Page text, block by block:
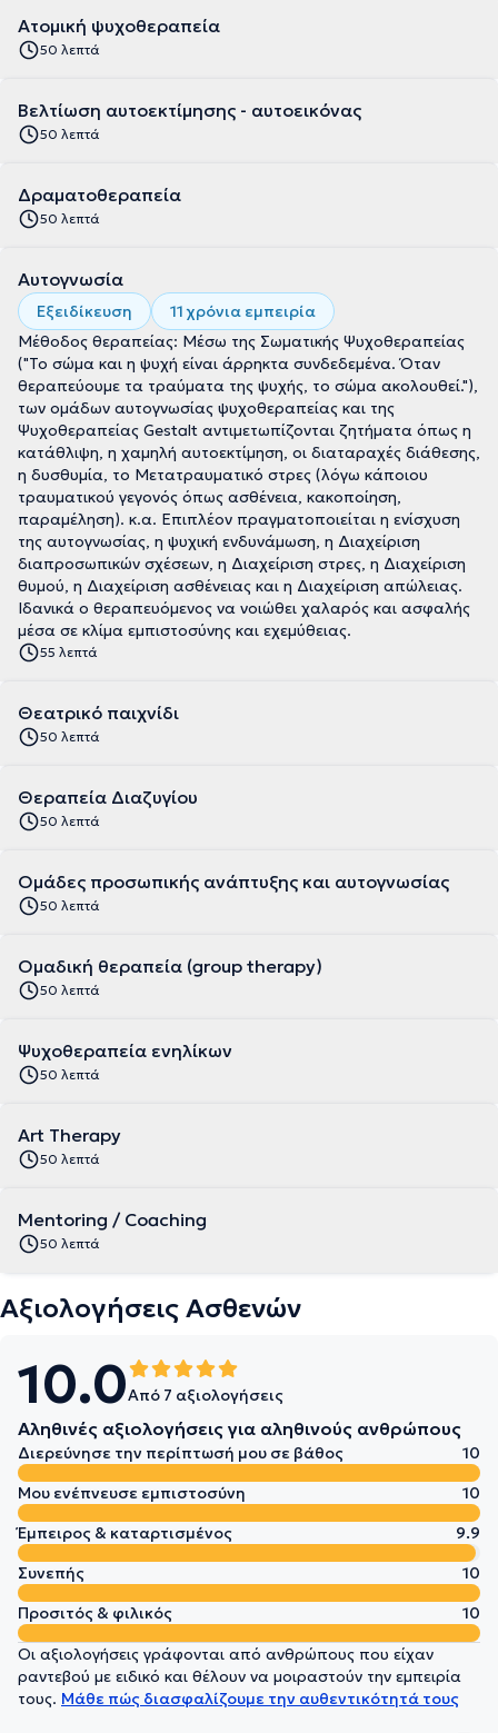
Ατομική ψυχοθεραπεία
50 λεπτά
Βελτίωση αυτοεκτίμησης - αυτοεικόνας
50 λεπτά
Δραματοθεραπεία
50 λεπτά
Αυτογνωσία
Εξειδίκευση
11 χρόνια εμπειρία
Μέθοδος θεραπείας: Μέσω της Σωματικής Ψυχοθεραπείας
("Το σώμα και η ψυχή είναι άρρηκτα συνδεδεμένα. Όταν
θεραπεύουμε τα τραύματα της ψυχής, το σώμα ακολουθεί."),
των ομάδων αυτογνωσίας ψυχοθεραπείας και της
Ψυχοθεραπείας Gestalt αντιμετωπίζονται ζητήματα όπως η
κατάθλιψη, η χαμηλή αυτοεκτίμηση, οι διαταραχές διάθεσης,
η δυσθυμία, το Μετατραυματικό στρες (λόγω κάποιου
τραυματικού γεγονός όπως ασθένεια, κακοποίηση,
παραμέληση). κ.α. Επιπλέον πραγματοποιείται η ενίσχυση
της αυτογνωσίας, η ψυχική ενδυνάμωση, η Διαχείριση
διαπροσωπικών σχέσεων, η Διαχείριση στρες, η Διαχείριση
θυμού, η Διαχείριση ασθένειας και η Διαχείριση απώλειας.
Ιδανικά ο θεραπευόμενος να νοιώθει χαλαρός και ασφαλής
μέσα σε κλίμα εμπιστοσύνης και εχεμύθειας.
55 λεπτά
Θεατρικό παιχνίδι
50 λεπτά
Θεραπεία Διαζυγίου
50 λεπτά
Ομάδες προσωπικής ανάπτυξης και αυτογνωσίας
50 λεπτά
Ομαδική θεραπεία (group therapy)
50 λεπτά
Ψυχοθεραπεία ενηλίκων
50 λεπτά
Art Therapy
50 λεπτά
Mentoring / Coaching
50 λεπτά
Αξιολογήσεις Ασθενών
10.0Από 7 αξιολογήσεις
Αληθινές αξιολογήσεις για αληθινούς ανθρώπους
Διερεύνησε την περίπτωσή μου σε βάθος
10
Μου ενέπνευσε εμπιστοσύνη
10
Έμπειρος & καταρτισμένος
9.9
Συνεπής
10
Προσιτός & φιλικός
10
Οι αξιολογήσεις γράφονται από ανθρώπους που είχαν
ραντεβού με ειδικό και θέλουν να μοιραστούν την εμπειρία
τους. Μάθε πώς διασφαλίζουμε την αυθεντικότητά τους